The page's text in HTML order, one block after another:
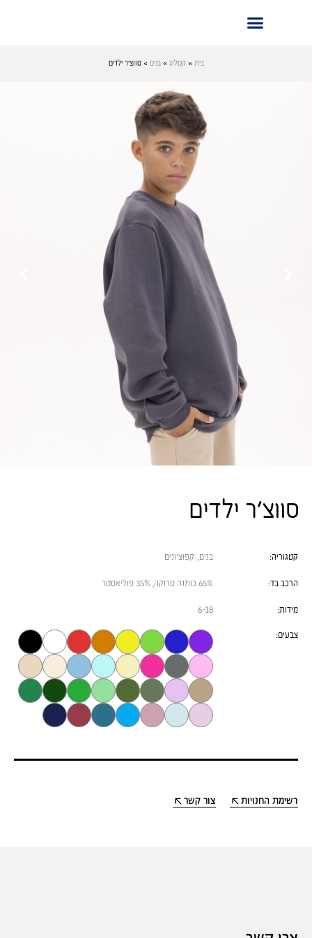
בית »קטלוג »בנים »סווצ׳ר ילדים
סווצ׳ר ילדים
קטגוריה:
הרכב בד:
מידות:
בנים, קפוצ׳ונים
65% כותנה סרוקה, 35% פוליאסטר
6-18
צבעים:
רשימת החנויות צור קשר